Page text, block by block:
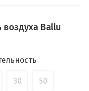
воздуха Ballu
30 50